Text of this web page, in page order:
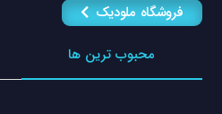
فروشگاه ملودیک
محبوب ترین ها